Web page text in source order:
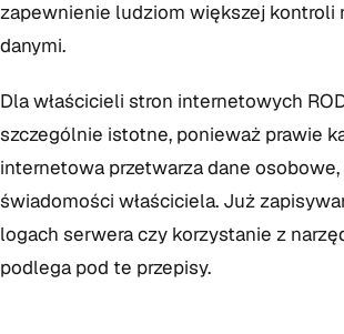
zapewnienie ludziom większej kontroli
danymi.
Dla właścicieli stron internetowych
szczególnie istotne, ponieważ prawie
internetowa przetwarza dane
świadomości właściciela. Już
logach serwera czy korzystanie z
podlega pod te przepisy.